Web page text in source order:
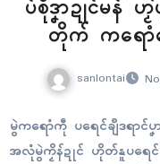
ပ်စဵုဒၞာဍုၚ်မန်
တိုက် ကရောံ
sanlontai
မွဲကရောံကဵု ပရေၚ်ချဳဒရာၚ်
အလုံမွဲကၟိန်ဍုၚ် ဟိုတ်နူပရေၚ်